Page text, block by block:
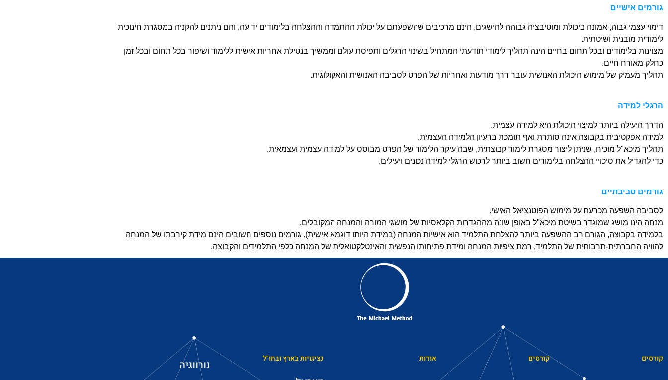
גורמים אישיים
דימוי עצמי גבוה, אמונה ביכולת ומוטיבציה גבוהה להישגים, הינם מרכיבים שהשפעתם על יכולת ההתמדה וההצלחה בלימודים ידועה, והם ניתנים להקניה במסגרת חינוכית
לימודית מובנית ושיטתית.
מצוינות בלימודים ובכל תחום בחיים הינה תהליך לימודי תודעתי המתחיל בשינוי הרגלים ותפיסת עולם וממשיך בנטילת אחריות אישית ללימוד ושיפור בכל תחום ובכל זמן
כחלק מאורח חיים.
תהליך מעמיק של מימוש היכולת האנושית עובר דרך מודעות ואחריות של הפרט לסביבה האנושית והאקולוגית.
הרגלי למידה
הדרך היעילה ביותר למיצוי היכולת היא למידה עצמית.
למידה אפקטיבית בקבוצה אינה סותרת ואף תומכת ברעיון הלמידה העצמית.
תהליך מיכא"ל מוכיח, שניתן ליצור מסגרת לימוד קבוצתית, שבה עיקר הלימוד של הפרט מבוסס על למידה עצמית ועצמאית.
כדי להגדיל את סיכויי ההצלחה בלימודים חשוב ביותר לרכוש הרגלי למידה נכונים ויעילים.
גורמים סביבתיים
לסביבה השפעה מכרעת על מימוש הפוטנציאל האישי.
מנחה הינו מושג שמוגדר בשיטת מיכא"ל באופן שונה מההגדרות הקלאסיות של מושגי המורה והמנחה המקובלים.
בלמידה בקבוצה, הגורם רב ההשפעה ביותר להצלחת התלמיד הוא אישיות המנחה (במידת היותו דוגמא אישית). גורמים נוספים חשובים הינם מידת קירבתו של המנחה
להוויה החברתית-תרבותית של התלמיד, רמת ציפיות המנחה ומידת פתיחותו הנפשית והאינטלקטואלית של המנחה כלפי התלמידים והקבוצה.
קורסים קורסים אודות נציגויות בארץ ובחו"ל נורווגיה